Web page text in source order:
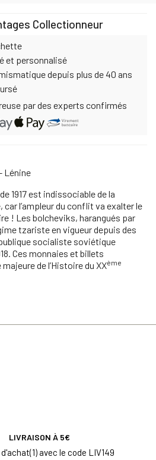
Collectionneur
et personnalisé
depuis plus de 40 ans
par des experts confirmés
Lénine
1917 est indissociable de la
car l’ampleur du conflit va exalter le
! Les bolcheviks, harangués par
tzariste en vigueur depuis des
socialiste soviétique
Ces monnaies et billets
de l’Histoire du XXème
LIVRAISON À 5€
avec le code LIV149